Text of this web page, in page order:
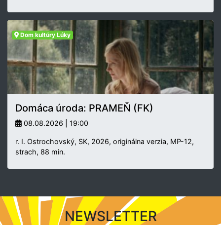
Dom kultúry Lúky
Domáca úroda: PRAMEŇ (FK)
08.08.2026 | 19:00
r. I. Ostrochovský, SK, 2026, originálna verzia, MP-12,
strach, 88 min.
NEWSLETTER